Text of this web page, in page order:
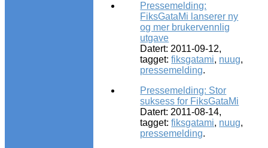
Pressemelding:
FiksGataMi lanserer ny
og mer brukervennlig
utgave
Datert: 2011-09-12,
tagget:fiksgatami, nuug,
pressemelding.
Pressemelding: Stor
suksess for FiksGataMi
Datert: 2011-08-14,
tagget:fiksgatami, nuug,
pressemelding.